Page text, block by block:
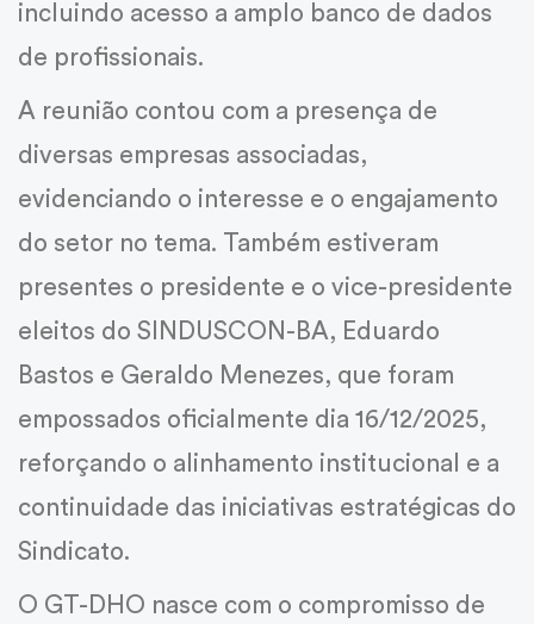
incluindo acesso a amplo banco de dados
de profissionais.
A reunião contou com a presença de
diversas empresas associadas,
evidenciando o interesse e o engajamento
do setor no tema. Também estiveram
presentes o presidente e o vice-presidente
eleitos do SINDUSCON-BA, Eduardo
Bastos e Geraldo Menezes, que foram
empossados oficialmente dia 16/12/2025,
reforçando o alinhamento institucional e a
continuidade das iniciativas estratégicas do
Sindicato.
O GT-DHO nasce com o compromisso de